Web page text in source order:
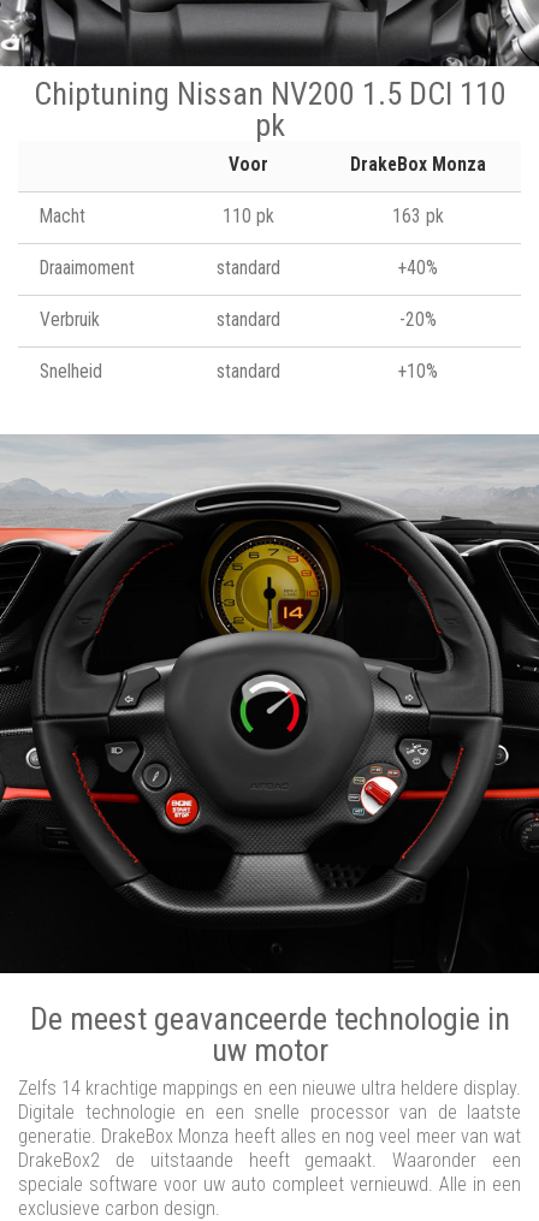
Chiptuning Nissan NV200 1.5 DCI 110
pk
Voor DrakeBox Monza
Macht 110 pk 163 pk
Draaimoment standard +40%
Verbruik standard -20%
Snelheid standard +10%
De meest geavanceerde technologie in
uw motor
Zelfs 14 krachtige mappings en een nieuwe ultra heldere display.
Digitale technologie en een snelle processor van de laatste
generatie. DrakeBox Monza heeft alles en nog veel meer van wat
DrakeBox2 de uitstaande heeft gemaakt. Waaronder een
speciale software voor uw auto compleet vernieuwd. Alle in een
exclusieve carbon design.